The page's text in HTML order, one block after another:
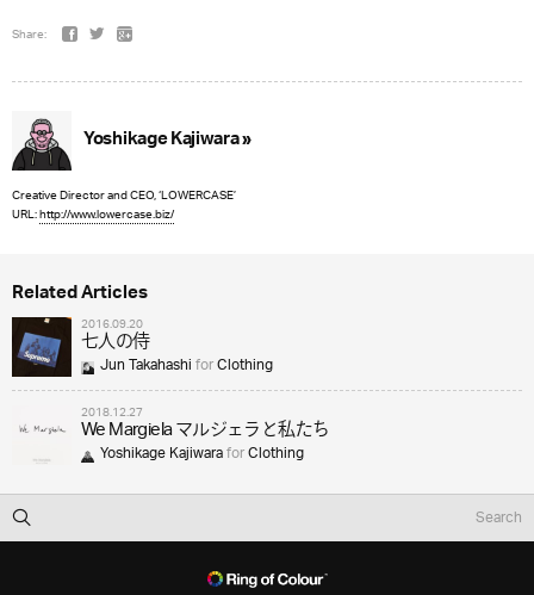
Share:
Yoshikage Kajiwara »
Creative Director and CEO, ‘LOWERCASE’
URL:http://www.lowercase.biz/
Related Articles
2016.09.20
七人の侍
Jun TakahashiforClothing
2018.12.27
We Margiela マルジェラと私たち
Yoshikage KajiwaraforClothing